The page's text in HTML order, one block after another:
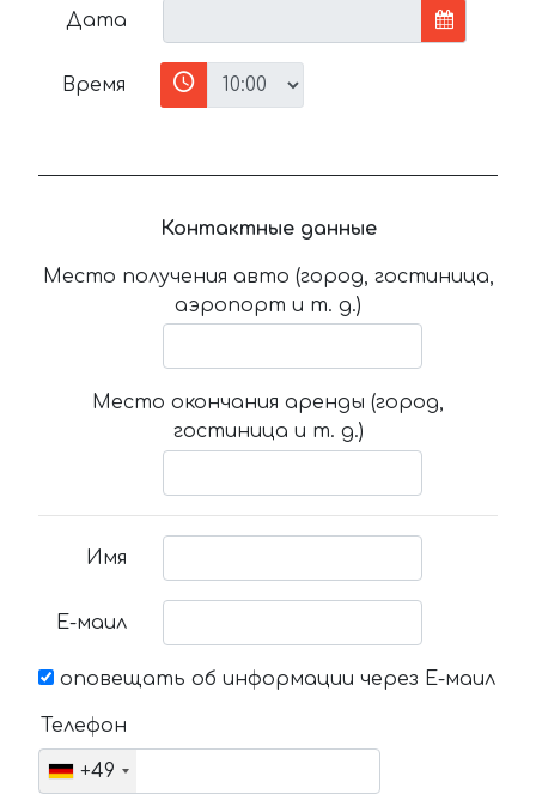
Дата
Время
Контактные данные
Место получения авто (город, гостиница,
аэропорт и т. д.)
Место окончания аренды (город,
гостиница и т. д.)
Имя
Е-маил
оповещать об информации через Е-маил
Телефон
+49